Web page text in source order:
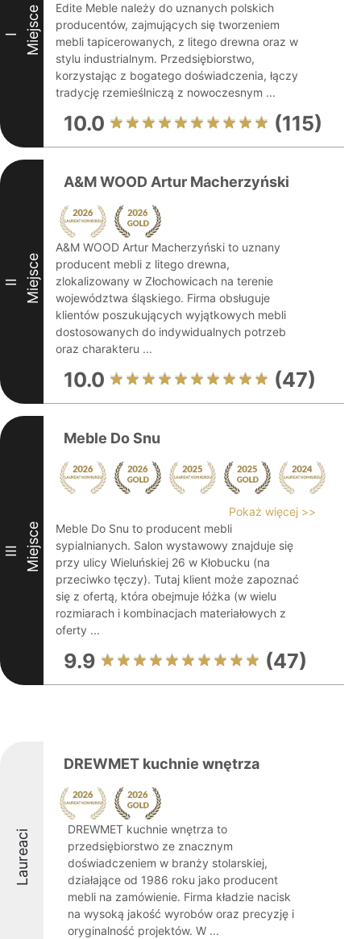
I Miejsce
Edite Meble należy do uznanych polskich
producentów, zajmujących się tworzeniem
mebli tapicerowanych, z litego drewna oraz w
stylu industrialnym. Przedsiębiorstwo,
korzystając z bogatego doświadczenia, łączy
tradycję rzemieślniczą z nowoczesnym ...
10.0 (115)
II Miejsce
A&M WOOD Artur Macherzyński
A&M WOOD Artur Macherzyński to uznany
producent mebli z litego drewna,
zlokalizowany w Złochowicach na terenie
województwa śląskiego. Firma obsługuje
klientów poszukujących wyjątkowych mebli
dostosowanych do indywidualnych potrzeb
oraz charakteru ...
10.0 (47)
III Miejsce
Meble Do Snu
Pokaż więcej >>
Meble Do Snu to producent mebli
sypialnianych. Salon wystawowy znajduje się
przy ulicy Wieluńskiej 26 w Kłobucku (na
przeciwko tęczy). Tutaj klient może zapoznać
się z ofertą, która obejmuje łóżka (w wielu
rozmiarach i kombinacjach materiałowych z
oferty ...
9.9 (47)
Laureaci
DREWMET kuchnie wnętrza
DREWMET kuchnie wnętrza to
przedsiębiorstwo ze znacznym
doświadczeniem w branży stolarskiej,
działające od 1986 roku jako producent
mebli na zamówienie. Firma kładzie nacisk
na wysoką jakość wyrobów oraz precyzję i
oryginalność projektów. W ...